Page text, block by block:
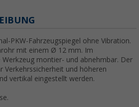
PKW-Fahrzeugspiegel ohne Vibration.
mit einem Ø 12 mm. Im
Werkzeug montier- und abnehmbar. Der
Verkehrssicherheit und höheren
vertikal eingestellt werden.